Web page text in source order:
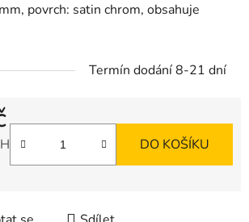
povrch: satin chrom, obsahuje
Termín dodání 8-21 dní
DO KOŠÍKU